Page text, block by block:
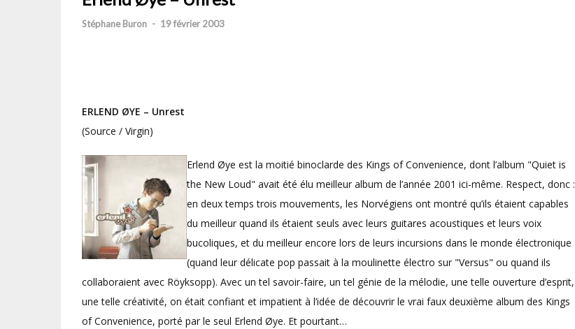
Stéphane Buron - 19 février 2003
ERLEND ØYE – Unrest
(Source / Virgin)
Erlend Øye est la moitié binoclarde des Kings of Convenience, dont l’album "Quiet is
the New Loud" avait été élu meilleur album de l’année 2001 ici-même. Respect, donc :
en deux temps trois mouvements, les Norvégiens ont montré qu’ils étaient capables
du meilleur quand ils étaient seuls avec leurs guitares acoustiques et leurs voix
bucoliques, et du meilleur encore lors de leurs incursions dans le monde électronique
(quand leur délicate pop passait à la moulinette électro sur "Versus" ou quand ils
collaboraient avec Röyksopp). Avec un tel savoir-faire, un tel génie de la mélodie, une telle ouverture d’esprit,
une telle créativité, on était confiant et impatient à l’idée de découvrir le vrai faux deuxième album des Kings
of Convenience, porté par le seul Erlend Øye. Et pourtant…